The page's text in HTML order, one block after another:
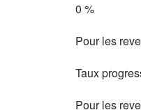
0 %
Pour les
Taux
Pour les